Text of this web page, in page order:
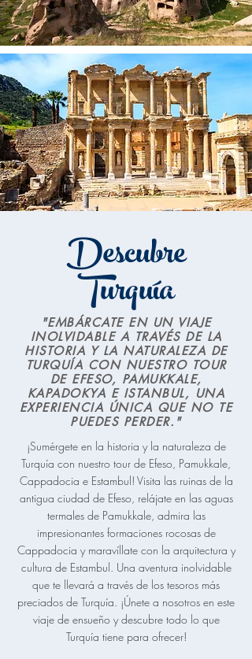
Descubre
Turquía
"EMBÁRCATE EN UN VIAJE
INOLVIDABLE A TRAVÉS DE LA
HISTORIA Y LA NATURALEZA DE
TURQUÍA CON NUESTRO TOUR
DE EFESO, PAMUKKALE,
KAPADOKYA E ISTANBUL, UNA
EXPERIENCIA ÚNICA QUE NO TE
PUEDES PERDER."
¡Sumérgete en la historia y la naturaleza de
Turquía con nuestro tour de Efeso, Pamukkale,
Cappadocia e Estambul! Visita las ruinas de la
antigua ciudad de Efeso, relájate en las aguas
termales de Pamukkale, admira las
impresionantes formaciones rocosas de
Cappadocia y maravíllate con la arquitectura y
cultura de Estambul. Una aventura inolvidable
que te llevará a través de los tesoros más
preciados de Turquía. ¡Únete a nosotros en este
viaje de ensueño y descubre todo lo que
Turquía tiene para ofrecer!